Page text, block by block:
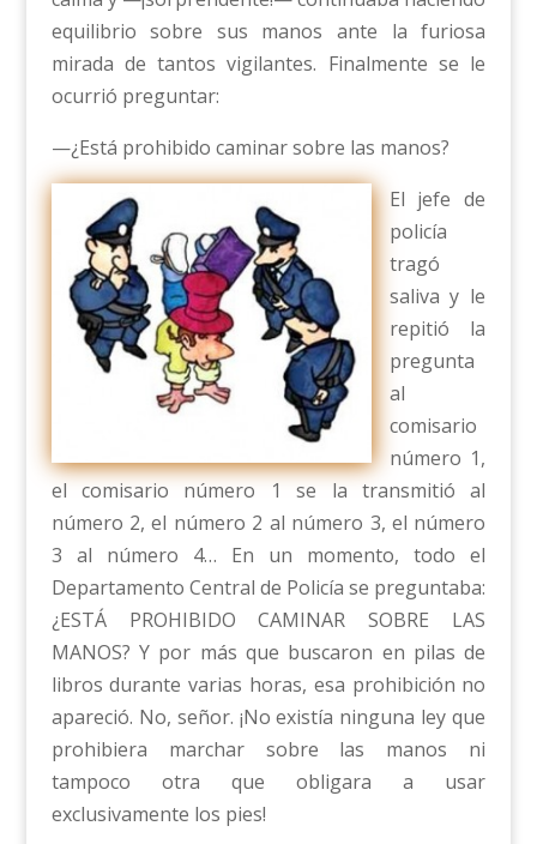
equilibrio sobre sus manos ante la furiosa
mirada de tantos vigilantes. Finalmente se le
ocurrió preguntar:
—¿Está prohibido caminar sobre las manos?
El jefe de
policía
tragó
saliva y le
repitió la
pregunta
al
comisario
número 1,
el comisario número 1 se la transmitió al
número 2, el número 2 al número 3, el número
3 al número 4… En un momento, todo el
Departamento Central de Policía se preguntaba:
¿ESTÁ PROHIBIDO CAMINAR SOBRE LAS
MANOS? Y por más que buscaron en pilas de
libros durante varias horas, esa prohibición no
apareció. No, señor. ¡No existía ninguna ley que
prohibiera marchar sobre las manos ni
tampoco otra que obligara a usar
exclusivamente los pies!